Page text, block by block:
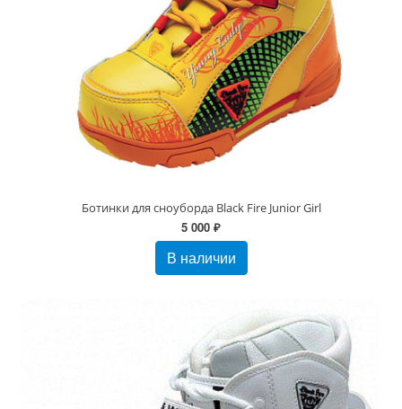
Ботинки для сноуборда Black Fire Junior Girl
5 000 ₽
В наличии